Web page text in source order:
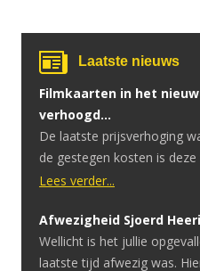
Laatste nieuws
Filmkaarten in het
verhoogd…
De laatste prijsverhoging
de gestegen kosten is
Lees verder...
Afwezigheid Sjoerd
Wellicht is het jullie
laatste tijd afwezig was.